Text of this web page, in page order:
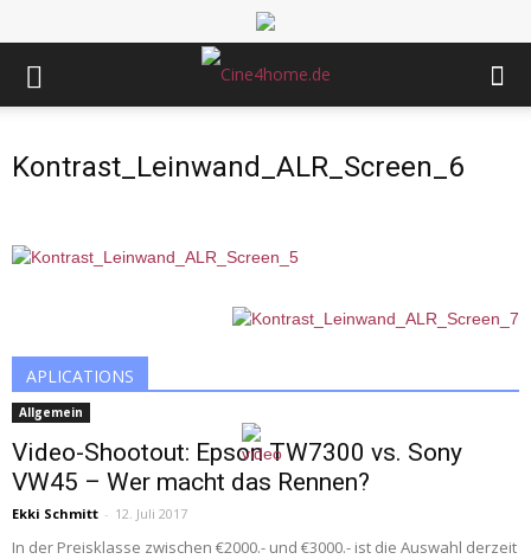
Kontrast_Leinwand_ALR_Screen_6
APLICATIONS
Allgemein
Video-Shootout: Epson TW7300 vs. Sony
VW45 – Wer macht das Rennen?
Ekki Schmitt - 12. Juli 2017
In der Preisklasse zwischen €2000.- und €3000.- ist die Auswahl derzeit